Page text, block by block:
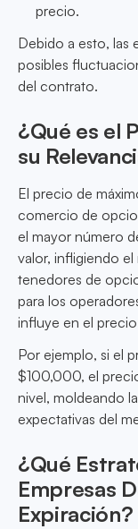
precio.
Debido a esto, las
posibles
del contrato.
¿Qué es el
su
El precio de
comercio de
el mayor número
valor, infligiendo
tenedores de
para los
influye en el
Por ejemplo, si el
$100,000, el
nivel, moldeando
expectativas del
¿Qué
Empresas
Expiración?